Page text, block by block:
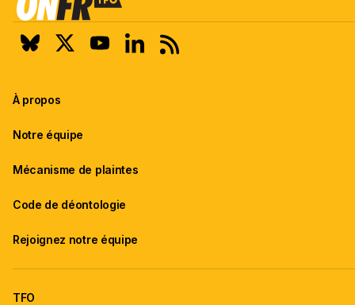
À propos
Notre équipe
Mécanisme de plaintes
Code de déontologie
Rejoignez notre équipe
TFO